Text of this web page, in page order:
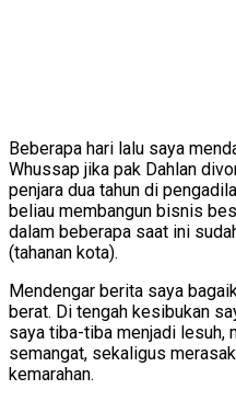
Beberapa hari lalu saya
Whussap jika pak Dahlan
penjara dua tahun di
beliau membangun bisnis
dalam beberapa saat ini
(tahanan kota).
Mendengar berita saya
berat. Di tengah kesibukan
saya tiba-tiba menjadi lesuh,
semangat, sekaligus
kemarahan.